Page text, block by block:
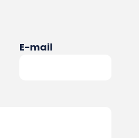
E-mail